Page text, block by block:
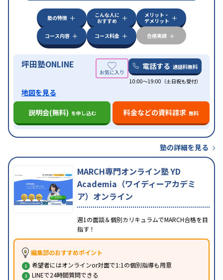
特徴
中高一貫校生に対応授業の振替可能 不登校生に対
学習にPC・タブレットを利用オンライン対応
科目から受講可能季節講習のみの受講可発達障害
の子どもに対応
塾の特徴
こんな人に
おすすめ
メリット・
デメリット
コース内容
コース料金 合格実績
坪田塾ONLINE 電話する 通話料無料
10:00～19:00（土日祝も受付）
地図を見る
説明会(無料) を申し込む 料金などの資料請求 無料
塾の詳細を見る
MARCH専門オンライン塾 YD
Academia（ワイディーアカデミ
ア）オンライン
週1の面談＆個別カリキュラムでMARCH合格を目
指す！
編集部のおすすめポイント
希望者にはオンラインor対面で1:1の個別指導も用意
LINEで24時間質問できる